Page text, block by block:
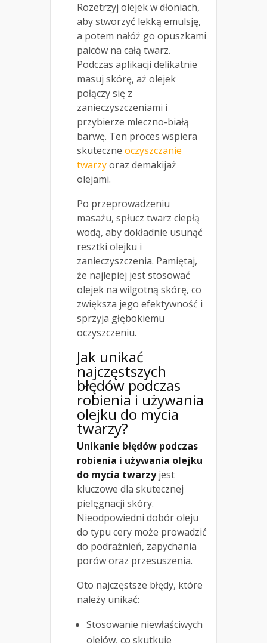
Rozetrzyj olejek w dłoniach,
aby stworzyć lekką emulsję,
a potem nałóż go opuszkami
palców na całą twarz.
Podczas aplikacji delikatnie
masuj skórę, aż olejek
połączy się z
zanieczyszczeniami i
przybierze mleczno-białą
barwę. Ten proces wspiera
skuteczne oczyszczanie
twarzyoraz demakijaż
olejami.
Po przeprowadzeniu
masażu, spłucz twarz ciepłą
wodą, aby dokładnie usunąć
resztki olejku i
zanieczyszczenia. Pamiętaj,
że najlepiej jest stosować
olejek na wilgotną skórę, co
zwiększa jego efektywność i
sprzyja głębokiemu
oczyszczeniu.
Jak unikać
najczęstszych
błędów podczas
robienia i używania
olejku do mycia
twarzy?
Unikanie błędów podczas
robienia i używania olejku
do mycia twarzyjest
kluczowe dla skutecznej
pielęgnacji skóry.
Nieodpowiedni dobór oleju
do typu cery może prowadzić
do podrażnień, zapychania
porów oraz przesuszenia.
Oto najczęstsze błędy, które
należy unikać:
Stosowanie niewłaściwych
olejów, co skutkuje